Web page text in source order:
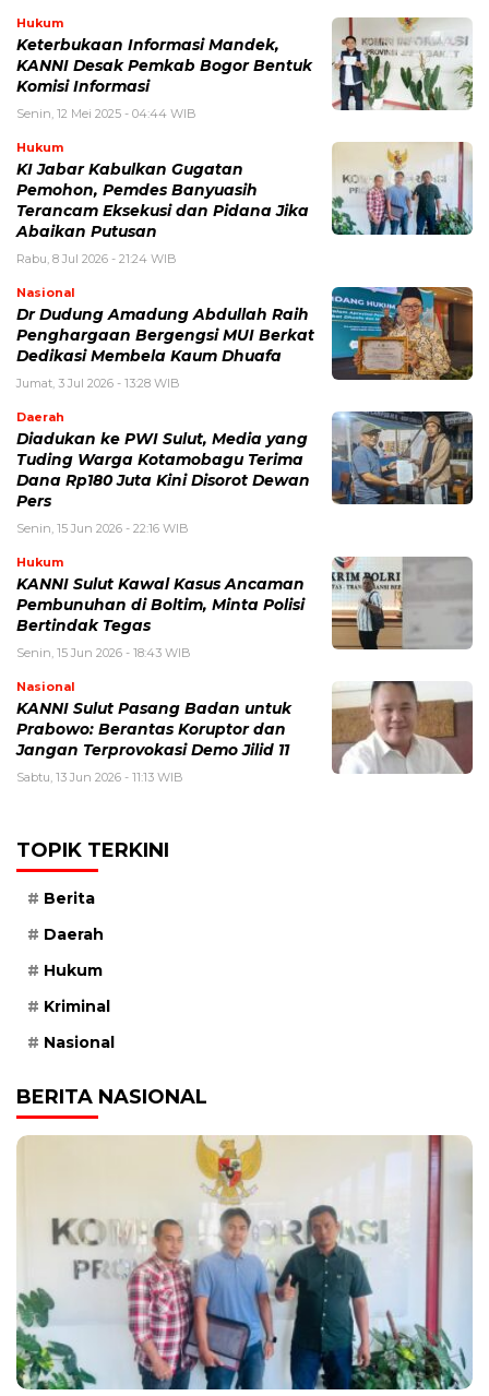
Hukum
Keterbukaan Informasi Mandek,
KANNI Desak Pemkab Bogor Bentuk
Komisi Informasi
Senin, 12 Mei 2025 - 04:44 WIB
Hukum
KI Jabar Kabulkan Gugatan
Pemohon, Pemdes Banyuasih
Terancam Eksekusi dan Pidana Jika
Abaikan Putusan
Rabu, 8 Jul 2026 - 21:24 WIB
Nasional
Dr Dudung Amadung Abdullah Raih
Penghargaan Bergengsi MUI Berkat
Dedikasi Membela Kaum Dhuafa
Jumat, 3 Jul 2026 - 13:28 WIB
Daerah
Diadukan ke PWI Sulut, Media yang
Tuding Warga Kotamobagu Terima
Dana Rp180 Juta Kini Disorot Dewan
Pers
Senin, 15 Jun 2026 - 22:16 WIB
Hukum
KANNI Sulut Kawal Kasus Ancaman
Pembunuhan di Boltim, Minta Polisi
Bertindak Tegas
Senin, 15 Jun 2026 - 18:43 WIB
Nasional
KANNI Sulut Pasang Badan untuk
Prabowo: Berantas Koruptor dan
Jangan Terprovokasi Demo Jilid 11
Sabtu, 13 Jun 2026 - 11:13 WIB
TOPIK TERKINI
Berita
Daerah
Hukum
Kriminal
Nasional
BERITA NASIONAL